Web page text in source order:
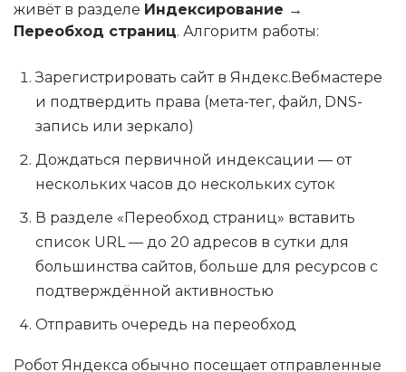
живёт в разделе Индексирование →
Переобход страниц. Алгоритм работы:
Зарегистрировать сайт в Яндекс.Вебмастере
и подтвердить права (мета-тег, файл, DNS-
запись или зеркало)
Дождаться первичной индексации — от
нескольких часов до нескольких суток
В разделе «Переобход страниц» вставить
список URL — до 20 адресов в сутки для
большинства сайтов, больше для ресурсов с
подтверждённой активностью
Отправить очередь на переобход
Робот Яндекса обычно посещает отправленные